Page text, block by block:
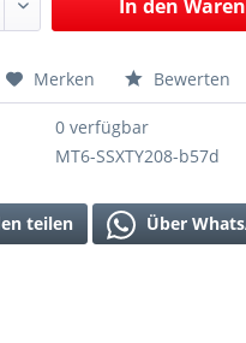
In den
Merken Bewerten
0 verfügbar
MT6-SSXTY208-b57d
teilen Über